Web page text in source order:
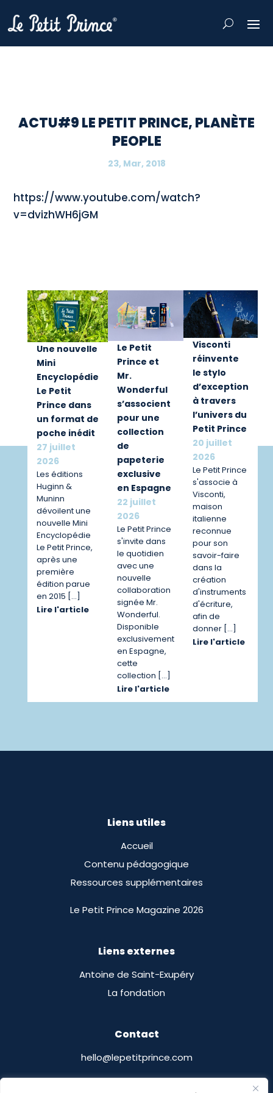
ACTU#9 LE PETIT PRINCE, PLANÈTE
PEOPLE
23, Mar, 2018
https://www.youtube.com/watch?
v=dvizhWH6jGM
Une nouvelle
Mini
Encyclopédie
Le Petit
Prince dans
un format de
poche inédit
27 juillet
2026
Les éditions
Huginn &
Muninn
dévoilent une
nouvelle Mini
Encyclopédie
Le Petit Prince,
après une
première
édition parue
en 2015 […]
Lire l'article
Le Petit
Prince et
Mr.
Wonderful
s’associent
pour une
collection
de
papeterie
exclusive
en Espagne
22 juillet
2026
Le Petit Prince
s'invite dans
le quotidien
avec une
nouvelle
collaboration
signée Mr.
Wonderful.
Disponible
exclusivement
en Espagne,
cette
collection […]
Lire l'article
Visconti
réinvente
le stylo
d’exception
à travers
l’univers du
Petit Prince
20 juillet
2026
Le Petit Prince
s'associe à
Visconti,
maison
italienne
reconnue
pour son
savoir-faire
dans la
création
d'instruments
d'écriture,
afin de
donner […]
Lire l'article
Liens utiles
Accueil
Contenu pédagogique
Ressources supplémentaires
Le Petit Prince Magazine 2026
Liens externes
Antoine de Saint-Exupéry
La fondation
Contact
hello@lepetitprince.com